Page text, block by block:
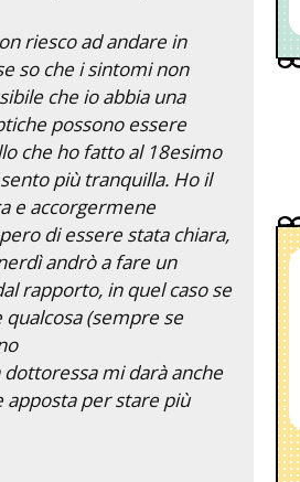
riesco ad andare in
so che i sintomi non
che io abbia una
possono essere
che ho fatto al 18esimo
più tranquilla. Ho il
e accorgermene
di essere stata chiara,
andrò a fare un
rapporto, in quel caso se
(sempre se
mi darà anche
apposta per stare più